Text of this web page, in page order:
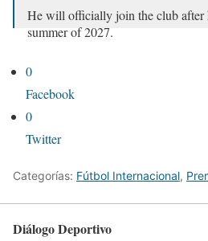
He will officially join the club after
summer of 2027.
Welcome to Newcastle United,
— Newcastle United (@NUFC)
0
Facebook
0
Twitter
Categorías: Fútbol Internacional,
Diálogo Deportivo